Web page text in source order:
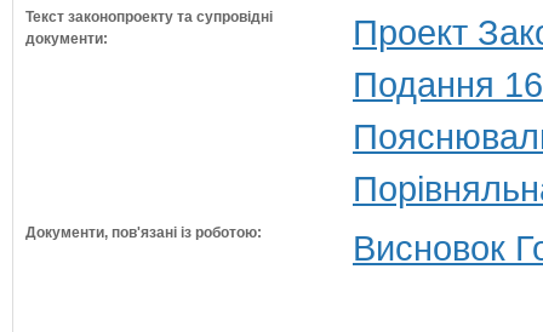
Текст законопроекту та супровідні
документи:
Проект
Подання
Документи, пов'язані із роботою: Висновок